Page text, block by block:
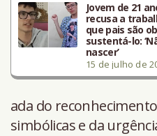
Jovem de 21
recusa a
que pais são
sustentá-lo:
nascer’
15 de julho de
ada do
simbólicas e da